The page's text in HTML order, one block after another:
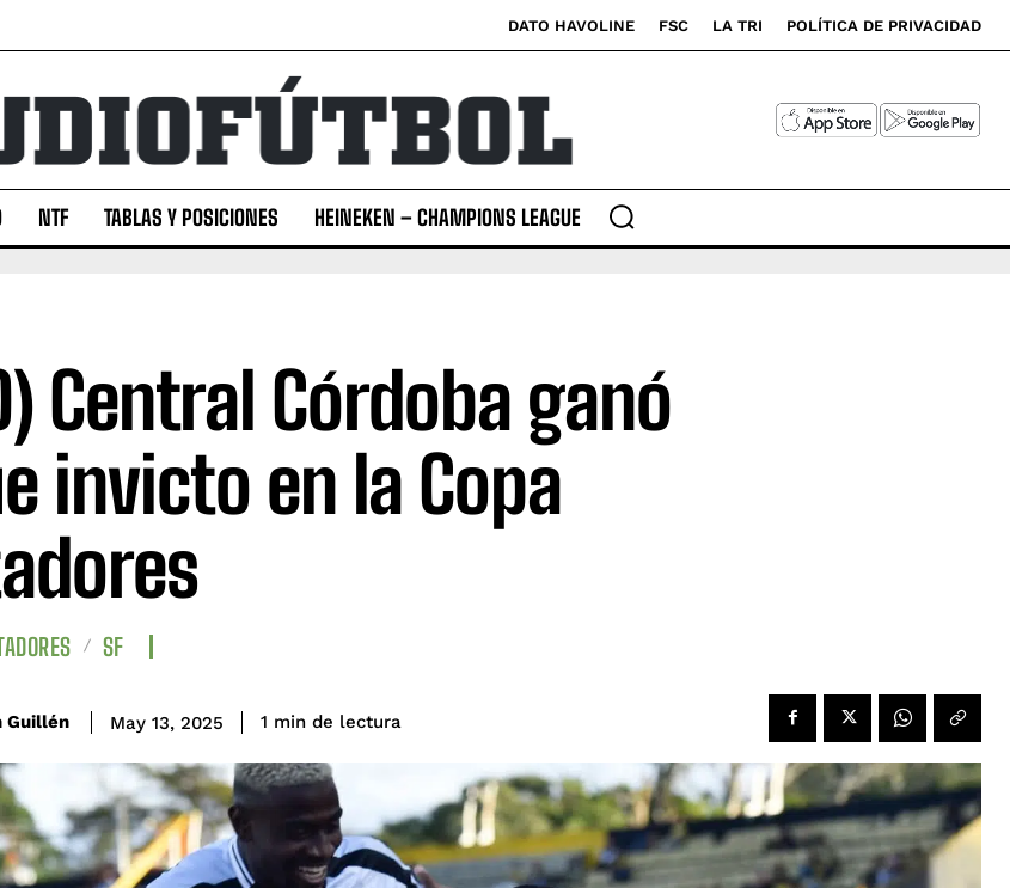
DATO HAVOLINE FSC LA TRI POLÍTICA DE PRIVACIDAD
NTF TABLAS Y POSICIONES HEINEKEN – CHAMPIONS LEAGUE
Central Córdoba ganó
invicto en la Copa
SF
Guillén May 13, 2025 1 min de lectura